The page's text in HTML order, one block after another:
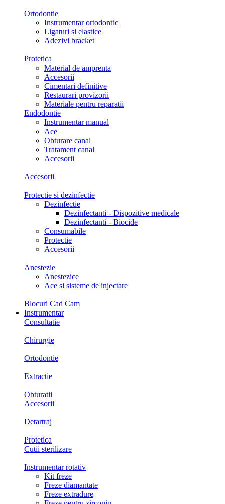
Ortodontie
Instrumentar ortodontic
Ligaturi si elastice
Adezivi bracket
Protetica
Material de amprenta
Accesorii
Cimentari definitive
Restaurari provizorii
Materiale pentru reparatii
Endodontie
Instrumentar manual
Ace
Obturare canal
Tratament canal
Accesorii
Accesorii
Protectie si dezinfectie
Dezinfectie
Dezinfectanti - Dispozitive medicale
Dezinfectanti - Biocide
Consumabile
Protectie
Accesorii
Anestezie
Anestezice
Ace si sisteme de injectare
Blocuri Cad Cam
Instrumentar
Consultatie
Chirurgie
Ortodontie
Extractie
Obturatii
Accesorii
Detartraj
Protetica
Cutii sterilizare
Instrumentar rotativ
Kit freze
Freze diamantate
Freze extradure